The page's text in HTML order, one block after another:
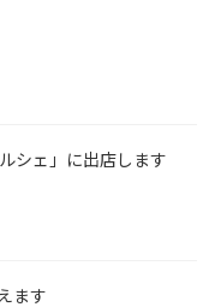
シェ」に出店します
ます